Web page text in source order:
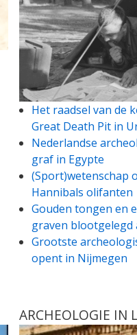
Het raadsel van de
Great Death Pit in
Nederlandse
graf in Egypte
(Sport)wetenschap
Hannibals olifanten
Gouden tongen en
graven blootgelegd
Grootste
opent in Nijmegen
ARCHEOLOGIE IN